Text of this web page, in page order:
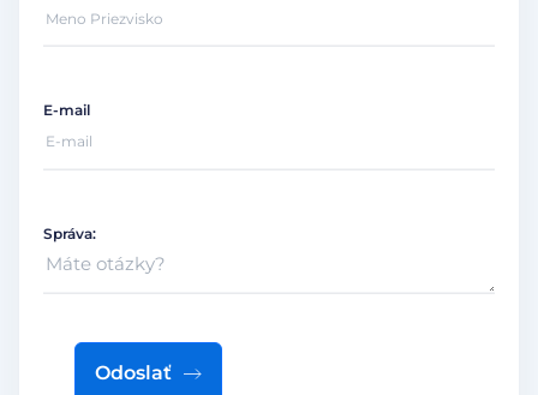
E-mail
Správa:
Odoslať